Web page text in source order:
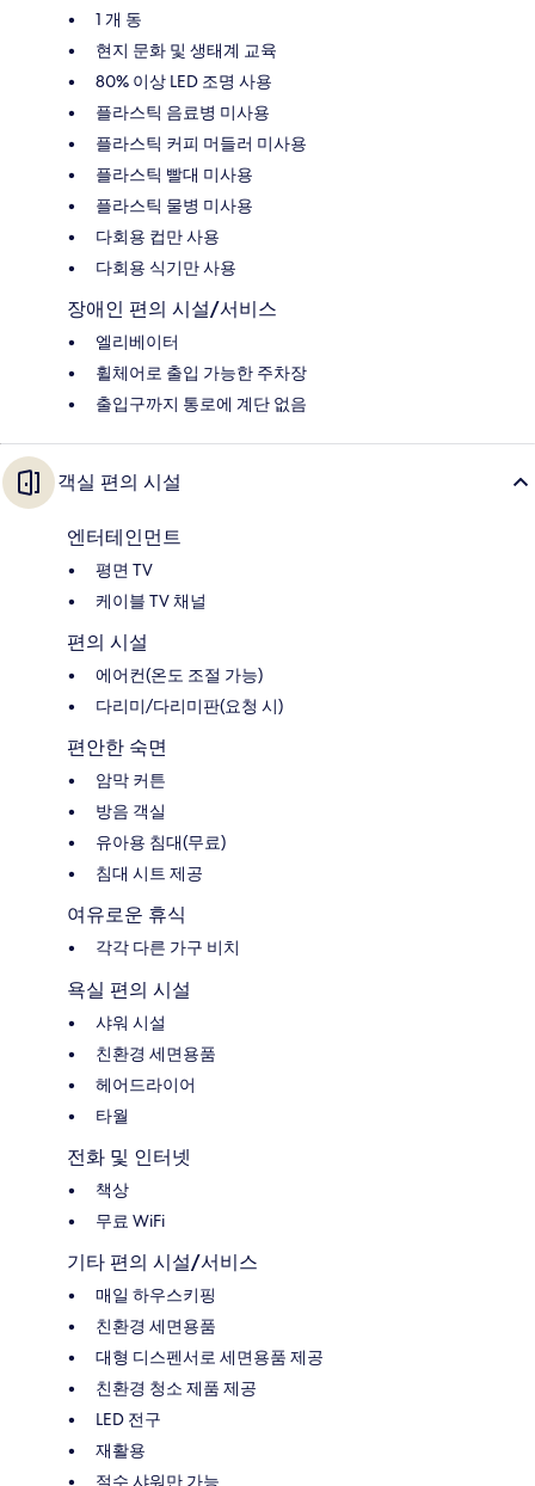
1 개 동
현지 문화 및 생태계 교육
80% 이상 LED 조명 사용
플라스틱 음료병 미사용
플라스틱 커피 머들러 미사용
플라스틱 빨대 미사용
플라스틱 물병 미사용
다회용 컵만 사용
다회용 식기만 사용
장애인 편의 시설/서비스
엘리베이터
휠체어로 출입 가능한 주차장
출입구까지 통로에 계단 없음
객실 편의 시설
엔터테인먼트
평면 TV
케이블 TV 채널
편의 시설
에어컨(온도 조절 가능)
다리미/다리미판(요청 시)
편안한 숙면
암막 커튼
방음 객실
유아용 침대(무료)
침대 시트 제공
여유로운 휴식
각각 다른 가구 비치
욕실 편의 시설
샤워 시설
친환경 세면용품
헤어드라이어
타월
전화 및 인터넷
책상
무료 WiFi
기타 편의 시설/서비스
매일 하우스키핑
친환경 세면용품
대형 디스펜서로 세면용품 제공
친환경 청소 제품 제공
LED 전구
재활용
절수 샤워만 가능